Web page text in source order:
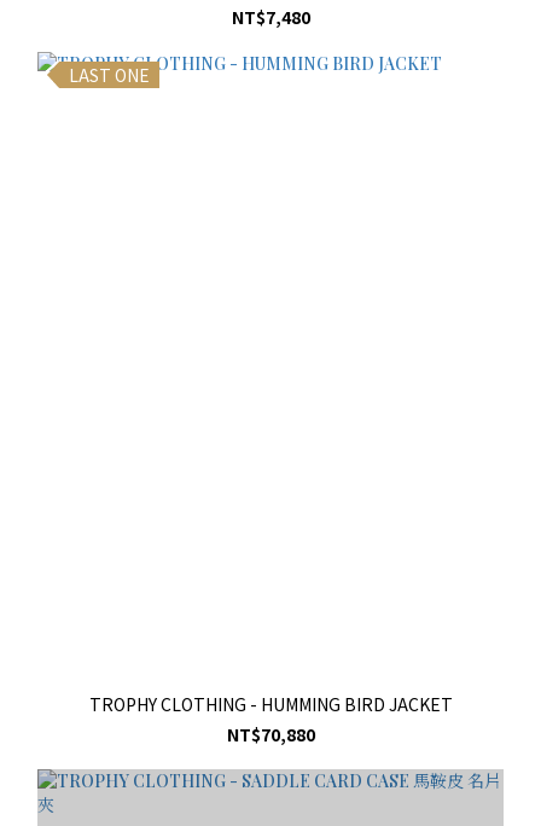
NT$7,480
LAST ONE
TROPHY CLOTHING - HUMMING BIRD JACKET
NT$70,880